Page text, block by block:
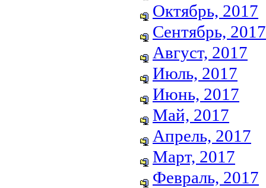
Октябрь, 2017
Сентябрь, 2017
Август, 2017
Июль, 2017
Июнь, 2017
Май, 2017
Апрель, 2017
Март, 2017
Февраль, 2017